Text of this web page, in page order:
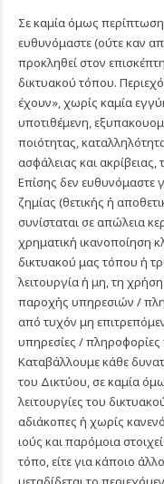
Σε καμία όμως
ευθυνόμαστε (ούτε καν
προκληθεί στον
δικτυακού τόπου.
έχουν», χωρίς καμία
υποτιθέμενη,
ποιότητας,
ασφάλειας και
Επίσης δεν ευθυνόμαστε
ζημίας (θετικής ή
συνίσταται σε απώλεια
χρηματική ικανοποίηση
δικτυακού μας τόπου ή
λειτουργία ή μη, τη
παροχής υπηρεσιών /
από τυχόν μη
υπηρεσίες / πληροφορίες
Καταβάλλουμε κάθε
του Δικτύου, σε καμία
λειτουργίες του
αδιάκοπες ή χωρίς
ιούς και παρόμοια
τόπο, είτε για κάποιο